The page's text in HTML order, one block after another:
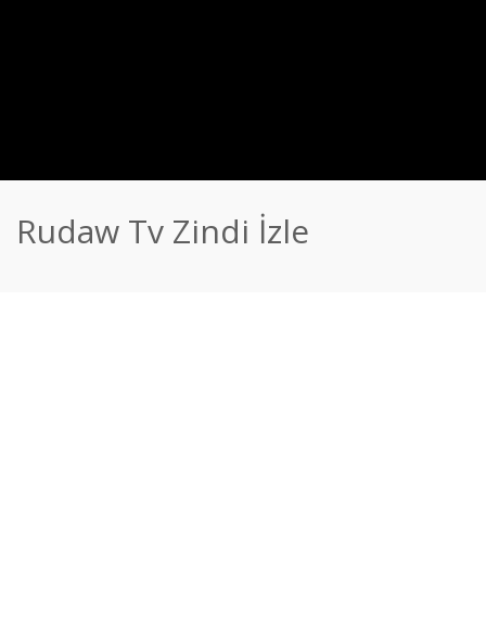
Rudaw Tv Zindi İzle